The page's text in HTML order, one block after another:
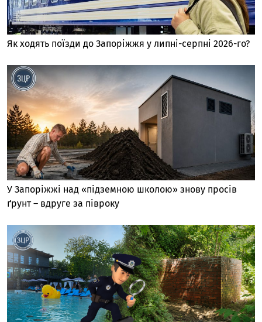
Як ходять поїзди до Запоріжжя у липні-серпні 2026-го?
У Запоріжжі над «підземною школою» знову просів
ґрунт – вдруге за півроку